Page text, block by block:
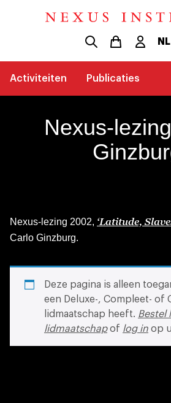
NL
Activiteiten Publicaties
Nexus-
Nexus-lezing 2002, ‘Latitude,
Carlo Ginzburg.
Deze pagina is alleen
een Deluxe-, Compleet- of
lidmaatschap heeft. Bestel
lidmaatschapof log in op